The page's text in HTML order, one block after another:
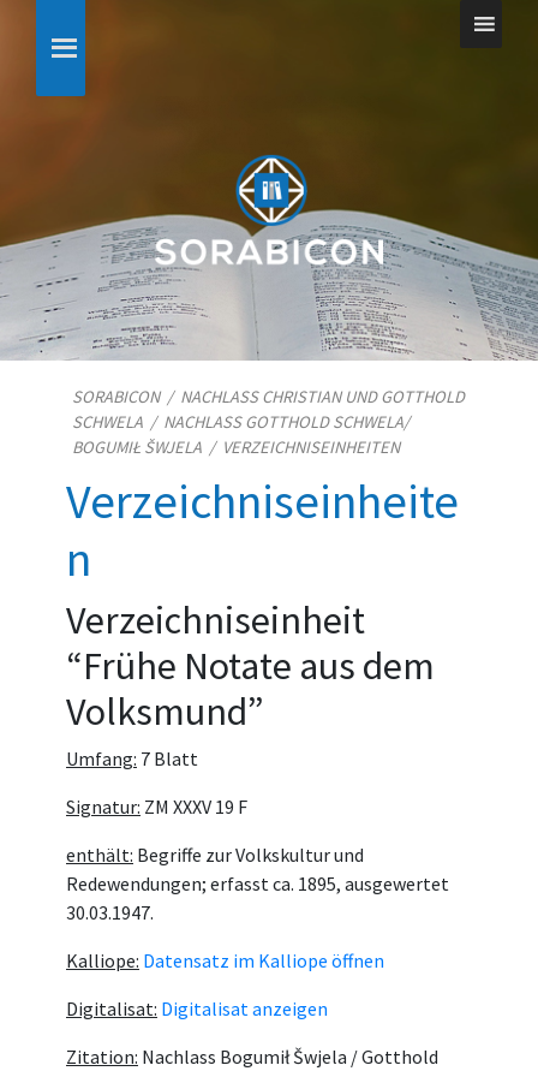
SORABICON/ NACHLASS CHRISTIAN UND GOTTHOLD
SCHWELA / NACHLASS GOTTHOLD SCHWELA/​
BOGUMIŁ ŠWJELA / VERZEICHNISEINHEITEN
Verzeichniseinheite
n
Verzeichniseinheit
“Frühe Notate aus dem
Volksmund”
Umfang: 7 Blatt
Signatur: ZM XXXV 19 F
enthält: Begriffe zur Volkskultur und
Redewendungen; erfasst ca. 1895, ausgewertet
30.03.1947.
Kalliope: Datensatz im Kalliope öffnen
Digitalisat: Digitalisat anzeigen
Zitation: Nachlass Bogumił Šwjela / Gotthold